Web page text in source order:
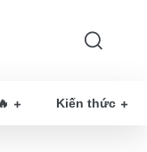
Kiến thức